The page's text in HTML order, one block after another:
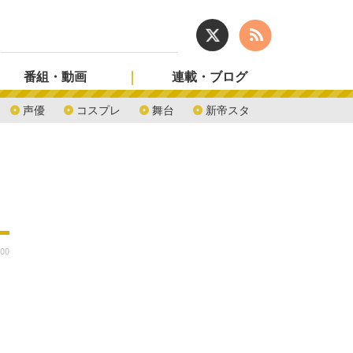
声優 コスプレ 舞台 新帝スタ
番組・動画 連載・ブログ